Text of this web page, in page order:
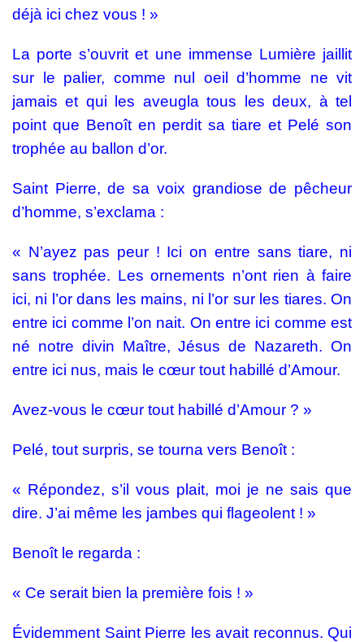
déjà ici chez vous ! »
La porte s’ouvrit et une immense Lumière jaillit
sur le palier, comme nul oeil d’homme ne vit
jamais et qui les aveugla tous les deux, à tel
point que Benoît en perdit sa tiare et Pelé son
trophée au ballon d’or.
Saint Pierre, de sa voix grandiose de pêcheur
d’homme, s’exclama :
« N’ayez pas peur ! Ici on entre sans tiare, ni
sans trophée. Les ornements n’ont rien à faire
ici, ni l’or dans les mains, ni l’or sur les tiares. On
entre ici comme l’on nait. On entre ici comme est
né notre divin Maître, Jésus de Nazareth. On
entre ici nus, mais le cœur tout habillé d’Amour.
Avez-vous le cœur tout habillé d’Amour ? »
Pelé, tout surpris, se tourna vers Benoît :
« Répondez, s’il vous plait, moi je ne sais que
dire. J’ai même les jambes qui flageolent ! »
Benoît le regarda :
« Ce serait bien la première fois ! »
Évidemment Saint Pierre les avait reconnus. Qui